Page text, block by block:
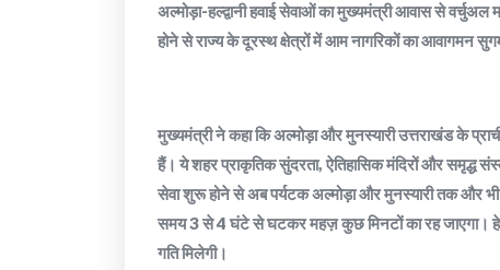
अल्मोड़ा-हल्द्वानी हवाई सेवाओं का मुख्यमंत्री आवास से
होने से राज्य के दूरस्थ क्षेत्रों में आम नागरिकों का आवागमन
मुख्यमंत्री ने कहा कि अल्मोड़ा और मुनस्यारी उत्तराखंड के
हैं। ये शहर प्राकृतिक सुंदरता, ऐतिहासिक मंदिरों और समृद्ध
सेवा शुरू होने से अब पर्यटक अल्मोड़ा और मुनस्यारी तक और
समय 3 से 4 घंटे से घटकर महज़ कुछ मिनटों का रह जाएगा।
गति मिलेगी।